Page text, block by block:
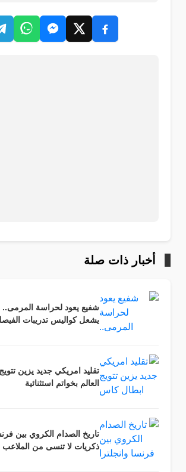
أخبار ذات صلة
شفيع يعود لحراسة
يشعل كواليس تدريبات
تقليد امريكي جديد يزين
العالم بخواتم استثنائية
تاريخ الصدام الكروي بين
ذكريات لا تنسى من الملاعب